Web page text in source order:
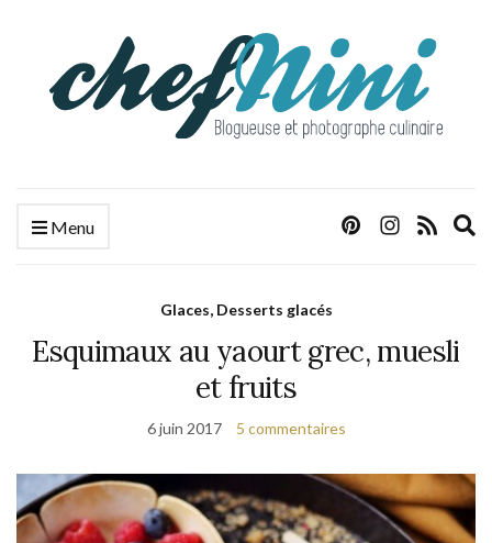
Menu
Glaces, Desserts glacés
Esquimaux au yaourt grec, muesli
et fruits
6 juin 2017 5 commentaires